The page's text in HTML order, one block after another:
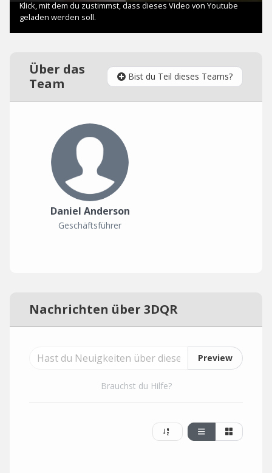
Über das
Team
Bist du Teil dieses Teams?
Daniel Anderson
Geschäftsführer
Nachrichten über 3DQR
Preview
Brauchst du Hilfe?